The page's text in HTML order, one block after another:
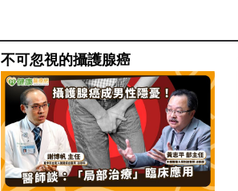
不可忽視的攝護腺癌